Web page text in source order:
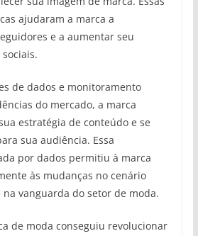
ajudaram a marca a
e a aumentar seu
de dados e monitoramento
do mercado, a marca
estratégia de conteúdo e se
sua audiência. Essa
por dados permitiu à marca
às mudanças no cenário
vanguarda do setor de moda.
de moda conseguiu revolucionar